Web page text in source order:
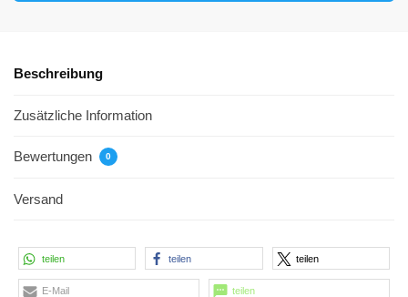
Beschreibung
Zusätzliche Information
Bewertungen 0
Versand
teilen teilen teilen
E-Mail teilen